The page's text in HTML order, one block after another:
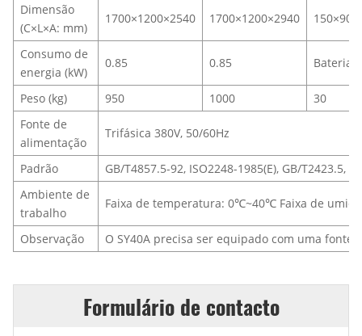
Dimensão
(C×L×A: mm)
1700×1200×2540 1700×1200×2940
Consumo de
energia (kW)
0.85 0.85 Bateria
Peso (kg) 950 1000
30
Fonte de
alimentação
Trifásica 380V, 50/60Hz
Padrão
GB/T4857.5-92, ISO2248-1985(E), GB/T2423.5,
Ambiente de
trabalho
Faixa de temperatura: 0℃~40℃ Faixa de
Observação O SY40A precisa ser equipado com uma fonte
Formulário de contacto